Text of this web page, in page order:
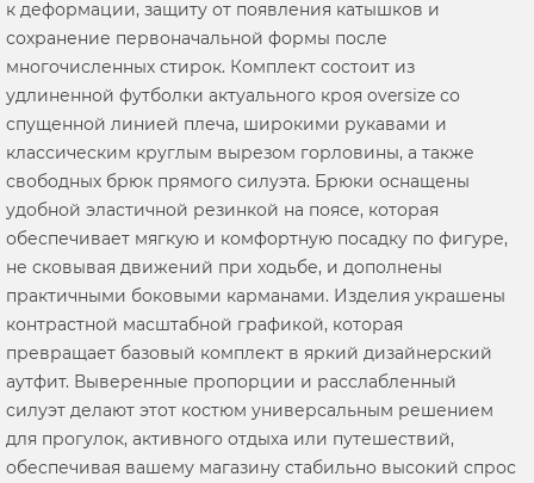
к деформации, защиту от появления катышков и
сохранение первоначальной формы после
многочисленных стирок. Комплект состоит из
удлиненной футболки актуального кроя oversize со
спущенной линией плеча, широкими рукавами и
классическим круглым вырезом горловины, а также
свободных брюк прямого силуэта. Брюки оснащены
удобной эластичной резинкой на поясе, которая
обеспечивает мягкую и комфортную посадку по фигуре,
не сковывая движений при ходьбе, и дополнены
практичными боковыми карманами. Изделия украшены
контрастной масштабной графикой, которая
превращает базовый комплект в яркий дизайнерский
аутфит. Выверенные пропорции и расслабленный
силуэт делают этот костюм универсальным решением
для прогулок, активного отдыха или путешествий,
обеспечивая вашему магазину стабильно высокий спрос